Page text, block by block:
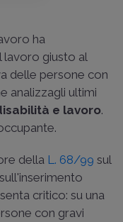
ha
lavoro giusto al
delle persone con
analizzagli ultimi
e lavoro.
della L. 68/99 sul
sull'inserimento
critico: su una
con gravi